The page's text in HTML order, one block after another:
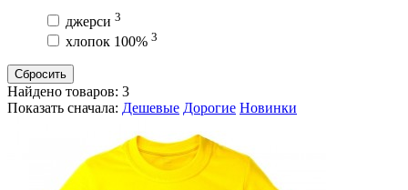
джерси 3
хлопок 100% 3
Сбросить
Найдено товаров: 3
Показать сначала: Дешевые Дорогие Новинки